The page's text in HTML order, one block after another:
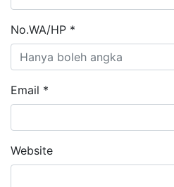
No.WA/HP *
Email *
Website